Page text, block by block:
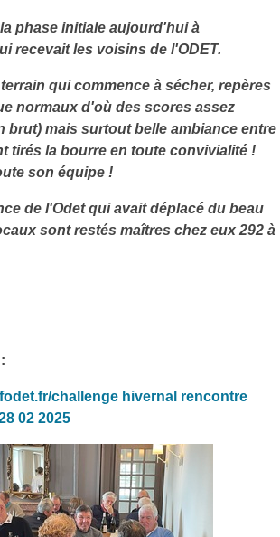
phase initiale aujourd'hui à
recevait les voisins de l'ODET.
qui commence à sécher, repères
normaux d'où des scores assez
brut) mais surtout belle ambiance entre
tirés la bourre en toute convivialité !
son équipe !
de l'Odet qui avait déplacé du beau
sont restés maîtres chez eux 292 à
challenge hivernal rencontre
02 2025